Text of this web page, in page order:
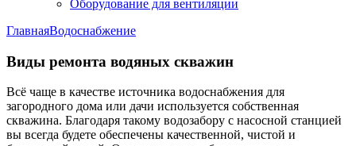
Оборудование для вентиляции
ГлавнаяВодоснабжение
Виды ремонта водяных скважин
Всё чаще в качестве источника водоснабжения для
загородного дома или дачи используется собственная
скважина. Благодаря такому водозабору с насосной станцией
вы всегда будете обеспечены качественной, чистой и